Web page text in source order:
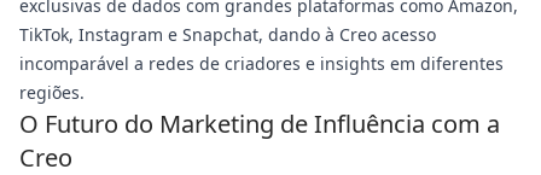
exclusivas de dados com grandes plataformas como Amazon,
TikTok, Instagram e Snapchat, dando à Creo acesso
incomparável a redes de criadores e insights em diferentes
regiões.
O Futuro do Marketing de Influência com a
Creo